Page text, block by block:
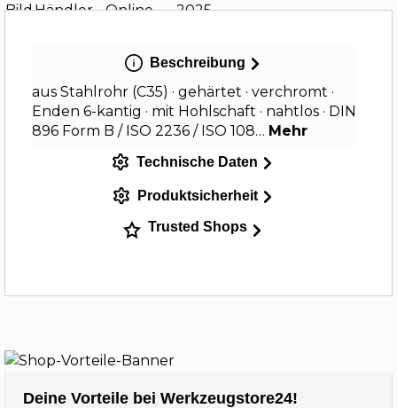
Beschreibung
aus Stahlrohr (C35) · gehärtet · verchromt ·
Enden 6-kantig · mit Hohlschaft · nahtlos · DIN
896 Form B / ISO 2236 / ISO 108… Mehr
Technische Daten
Produktsicherheit
Trusted Shops
Deine Vorteile bei Werkzeugstore24!